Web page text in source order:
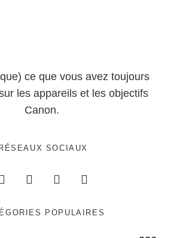
ce que vous avez toujours
les appareils et les objectifs
Canon.
RÉSEAUX SOCIAUX
POPULAIRES